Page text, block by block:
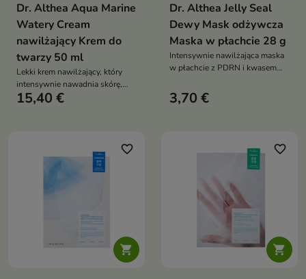
Dr. Althea Aqua Marine
Watery Cream
nawilżający Krem do
twarzy 50 ml
Lekki krem nawilżający, który
intensywnie nawadnia skórę,
wspiera jej regenerację i
15,40 €
Dr. Althea Jelly Seal
Dewy Mask odżywcza
Maska w płachcie 28 g
Intensywnie nawilżająca maska
w płachcie z PDRN i kwasem
skórę, poprawia jej elastyczność
i przywraca komfort nawet
3,70 €

favorite_border

favorite_border